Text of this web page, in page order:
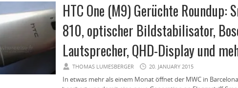
HTC One (M9) Gerüchte Roundup:
810, optischer Bildstabilisator,
Lautsprecher, QHD-Display und
THOMAS LUMESBERGER 20. JANUARY 2015
In etwas mehr als einem Monat öffnet der MWC in